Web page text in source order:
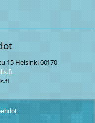
15 Helsinki00170
s.fi